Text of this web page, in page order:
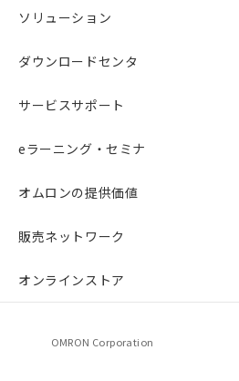
ソリューション
ダウンロードセンタ
サービスサポート
eラーニング・セミナ
オムロンの提供価値
販売ネットワーク
オンラインストア
OMRON Corporation